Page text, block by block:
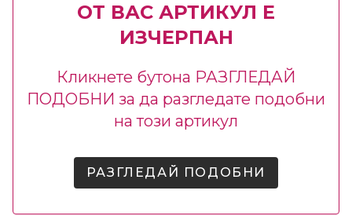
ОТ ВАС АРТИКУЛ Е
ИЗЧЕРПАН
Кликнете бутона РАЗГЛЕДАЙ
ПОДОБНИ за да разгледате подобни
на този артикул
РАЗГЛЕДАЙ ПОДОБНИ